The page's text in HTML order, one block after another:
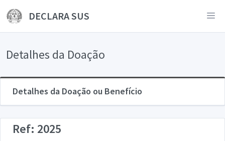
DECLARA SUS
Detalhes da Doação
Detalhes da Doação ou Benefício
Ref: 2025